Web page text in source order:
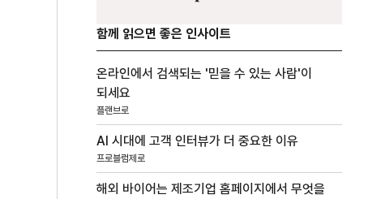
함께 읽으면 좋은 인사이트
온라인에서 검색되는 '믿을 수 있는 사람'이
되세요
플랜브로
AI 시대에 고객 인터뷰가 더 중요한 이유
프로블럼제로
해외 바이어는 제조기업 홈페이지에서 무엇을